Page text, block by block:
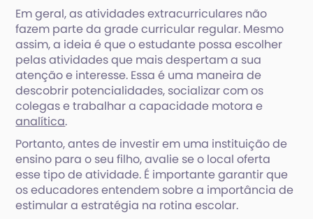
Em geral, as atividades extracurriculares não
fazem parte da grade curricular regular. Mesmo
assim, a ideia é que o estudante possa escolher
pelas atividades que mais despertam a sua
atenção e interesse. Essa é uma maneira de
descobrir potencialidades, socializar com os
colegas e trabalhar a capacidade motora e
analítica.
Portanto, antes de investir em uma instituição de
ensino para o seu filho, avalie se o local oferta
esse tipo de atividade. É importante garantir que
os educadores entendem sobre a importância de
estimular a estratégia na rotina escolar.